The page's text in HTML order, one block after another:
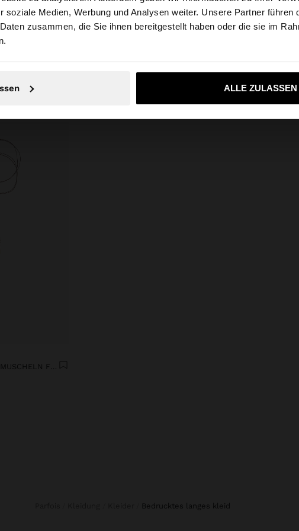
soziale Medien, Werbung und Analysen weiter. Unsere Partner führen
zusammen, die Sie ihnen bereitgestellt haben oder die sie im
ALLE ZULASSEN
auf die Website zu. Möchten Sie unsere United States
Nein, bleiben Sie bei Deutschland Ja, bringen Sie mich zu
groß und trägt
Empfehlung: 55% Viskose, 45%
Polyamid
bedrucktes langes kleid